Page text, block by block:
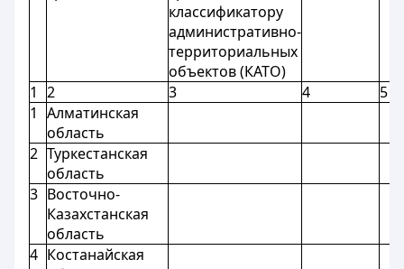
классификатору
административно-
территориальных
объектов (КАТО)
1 2 3 4
5
1 Алматинская
область
2 Туркестанская
область
3 Восточно-
Казахстанская
область
4 Костанайская